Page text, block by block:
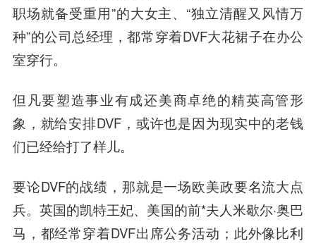
职场就备受重用”的大女主、“独立清醒又风情万
种”的公司总经理，都常穿着DVF大花裙子在办公
室穿行。
但凡要塑造事业有成还美商卓绝的精英高管形
象，就给安排DVF，或许也是因为现实中的老钱
们已经给打了样儿。
要论DVF的战绩，那就是一场欧美政要名流大点
兵。英国的凯特王妃、美国的前*夫人米歇尔·奥巴
马，都经常穿着DVF出席公务活动；此外像比利